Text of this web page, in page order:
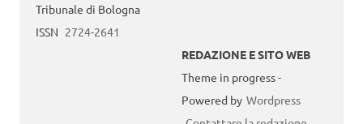
Tribunale di Bologna
ISSN 2724-2641
REDAZIONE E SITO WEB
Theme in progress -
Powered by Wordpress